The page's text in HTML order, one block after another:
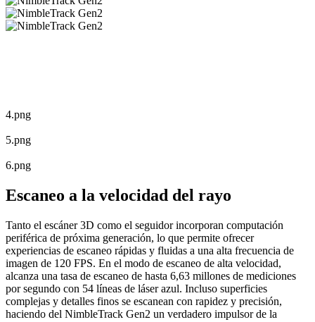
4.png
5.png
6.png
Escaneo a la velocidad del rayo
Tanto el escáner 3D como el seguidor incorporan computación
periférica de próxima generación, lo que permite ofrecer
experiencias de escaneo rápidas y fluidas a una alta frecuencia de
imagen de 120 FPS. En el modo de escaneo de alta velocidad,
alcanza una tasa de escaneo de hasta 6,63 millones de mediciones
por segundo con 54 líneas de láser azul. Incluso superficies
complejas y detalles finos se escanean con rapidez y precisión,
haciendo del NimbleTrack Gen2 un verdadero impulsor de la